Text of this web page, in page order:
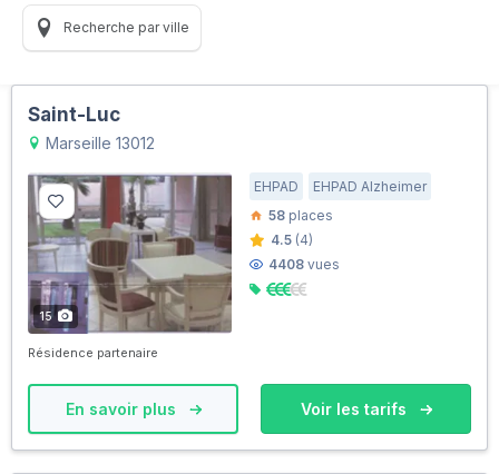
Recherche par ville
Saint-Luc
Marseille 13012
15
EHPAD
EHPAD Alzheimer
58 places
4.5 (4)
4408 vues
Résidence partenaire
En savoir plus Voir les tarifs